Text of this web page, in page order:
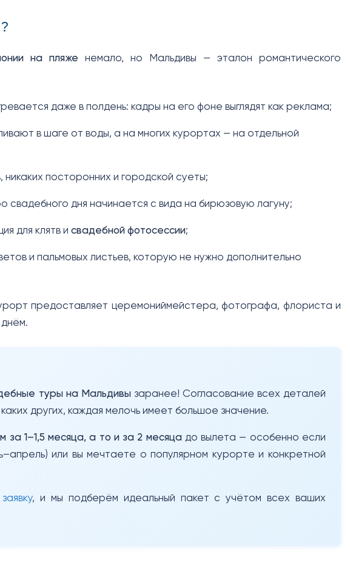
на пляже немало, но Мальдивы — эталон романтического
даже в полдень: кадры на его фоне выглядят как реклама;
в шаге от воды, а на многих курортах — на отдельной
посторонних и городской суеты;
свадебного дня начинается с вида на бирюзовую лагуну;
для клятв исвадебной фотосессии;
и пальмовых листьев, которую не нужно дополнительно
предоставляет церемониймейстера, фотографа, флориста и
туры на Мальдивызаранее! Согласование всех деталей
других, каждая мелочь имеет большое значение.
за 1–1,5 месяца, а то и за 2 месяцадо вылета — особенно если
или вы мечтаете о популярном курорте и конкретной
, и мы подберём идеальный пакет с учётом всех ваших